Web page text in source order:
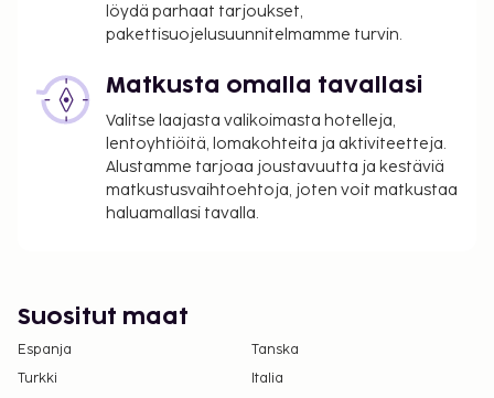
Pysäköintialueella on korkeusrajoituksia.
Kontaktiton uloskirjautuminen on saatavilla.
löydä parhaat tarjoukset,
pakettisuojelusuunnitelmamme turvin.
Matkusta omalla tavallasi
Valitse laajasta valikoimasta hotelleja,
lentoyhtiöitä, lomakohteita ja aktiviteetteja.
Alustamme tarjoaa joustavuutta ja kestäviä
matkustusvaihtoehtoja, joten voit matkustaa
haluamallasi tavalla.
Suositut maat
Espanja
Tanska
Turkki
Italia